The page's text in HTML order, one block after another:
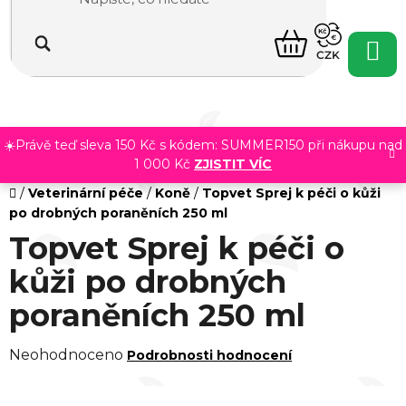
obsah
☀️Právě teď sleva 150 Kč s kódem: SUMMER150 při nákupu nad
1 000 Kč ZJISTIT VÍC
NÁKUPNÍ
KOŠÍK
CZK
Domů
/ Veterinární péče / Koně / Topvet Sprej k péči o kůži
po drobných poraněních 250 ml
Topvet Sprej k péči o
kůži po drobných
poraněních 250 ml
Průměrné
Neohodnoceno Podrobnosti hodnocení